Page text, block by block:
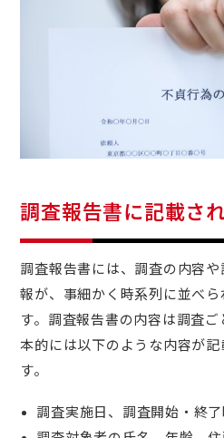
調査報告書に記載さ
調査報告書には、調査の内容
報が、事細かく時系列に並べ
す。調査報告書の内容は調査
本的には以下のような内容が
す。
調査実施日、調査開始・終了